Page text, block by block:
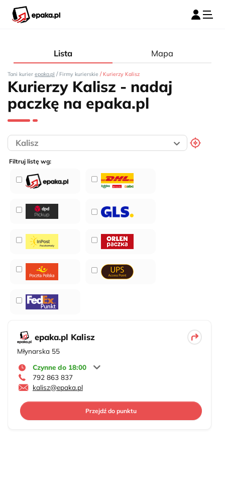
Lista Mapa
Tani kurier epaka.pl / Firmy kurierskie / Kurierzy Kalisz
Kurierzy Kalisz - nadaj
paczkę na epaka.pl
Filtruj listę wg:
epaka.pl Kalisz
Młynarska 55
Czynne do 18:00
792 863 837
kalisz@epaka.pl
Przejdź do punktu